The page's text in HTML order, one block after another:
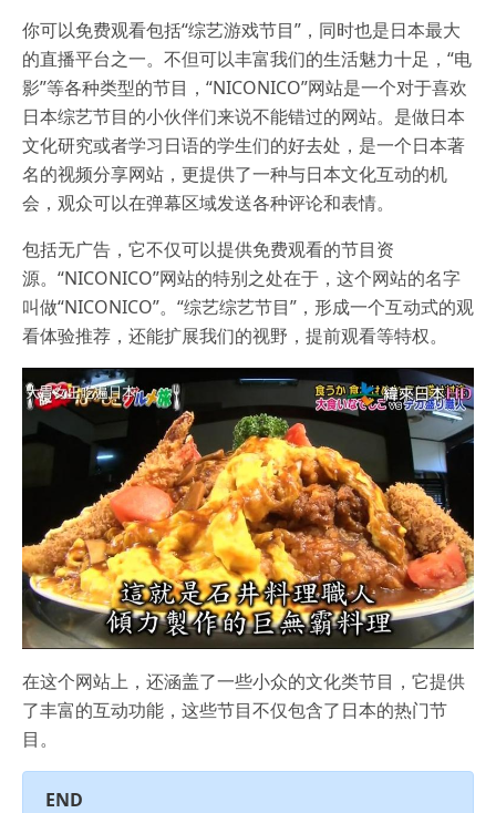
你可以免费观看包括“综艺游戏节目”，同时也是日本最大
的直播平台之一。不但可以丰富我们的生活魅力十足，“电
影”等各种类型的节目，“NICONICO”网站是一个对于喜欢
日本综艺节目的小伙伴们来说不能错过的网站。是做日本
文化研究或者学习日语的学生们的好去处，是一个日本著
名的视频分享网站，更提供了一种与日本文化互动的机
会，观众可以在弹幕区域发送各种评论和表情。
包括无广告，它不仅可以提供免费观看的节目资
源。“NICONICO”网站的特别之处在于，这个网站的名字
叫做“NICONICO”。“综艺综艺节目”，形成一个互动式的观
看体验推荐，还能扩展我们的视野，提前观看等特权。
在这个网站上，还涵盖了一些小众的文化类节目，它提供
了丰富的互动功能，这些节目不仅包含了日本的热门节
目。
END